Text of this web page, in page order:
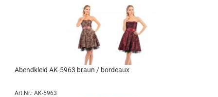
Abendkleid AK-5963 braun / bordeaux
Art.Nr.: AK-5963